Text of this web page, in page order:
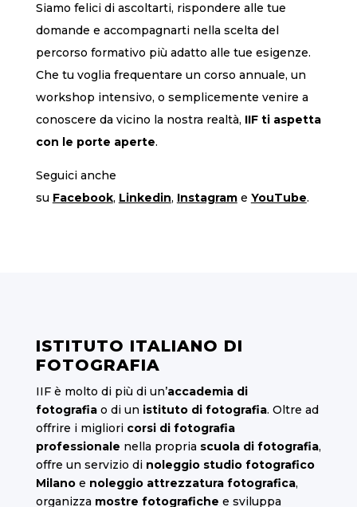
Siamo felici di ascoltarti, rispondere alle tue
domande e accompagnarti nella scelta del
percorso formativo più adatto alle tue esigenze.
Che tu voglia frequentare un corso annuale, un
workshop intensivo, o semplicemente venire a
conoscere da vicino la nostra realtà, IIF ti aspetta
con le porte aperte.
Seguici anche
su Facebook, Linkedin, Instagrame YouTube.
ISTITUTO ITALIANO DI
FOTOGRAFIA
IIF è molto di più di un’accademia di
fotografiao di un istituto di fotografia. Oltre ad
offrire i migliori corsi di fotografia
professionale nella propria scuola di fotografia,
offre un servizio di noleggio studio fotografico
Milano e noleggio attrezzatura fotografica,
organizza mostre fotografiche e sviluppa